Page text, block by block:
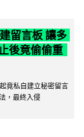
留言板 讓多
後竟偷偷重
竟私自建立秘密留言
，最終入侵